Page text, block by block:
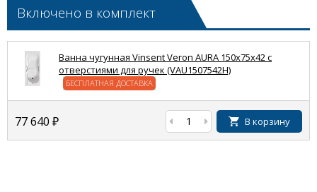
Включено в комплект
Ванна чугунная Vinsent Veron AURA 150x75x42 с
отверстиями для ручек (VAU1507542H)
БЕСПЛАТНАЯ ДОСТАВКА
77 640 ₽ В корзину